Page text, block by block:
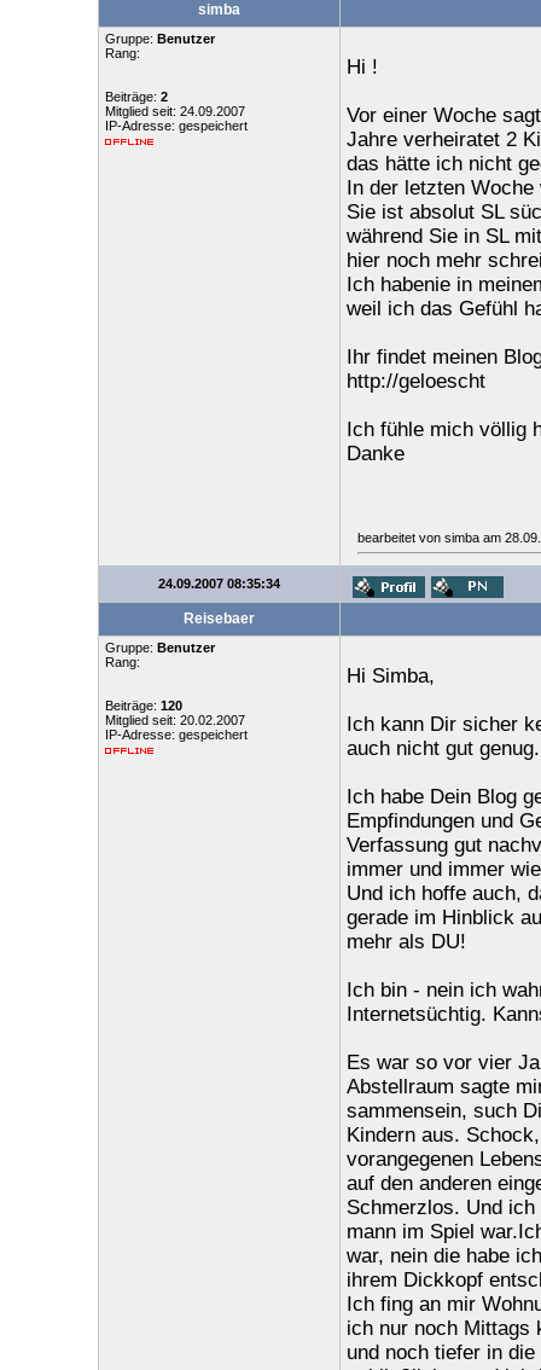
simba
Gruppe: Benutzer
Rang:
Beiträge: 2
Mitglied seit: 24.09.2007
IP-Adresse: gespeichert
Hi !
Vor einer Woche
Jahre verheiratet 2
das hätte ich nicht
In der letzten
Sie ist absolut SL
während Sie in SL
hier noch mehr
Ich habenie in
weil ich das Gefühl
Ihr findet meinen
http://geloescht
Ich fühle mich völlig
Danke
bearbeitet von simba am
24.09.2007 08:35:34
Reisebaer
Gruppe: Benutzer
Rang:
Beiträge: 120
Mitglied seit: 20.02.2007
IP-Adresse: gespeichert
Hi Simba,
Ich kann Dir sicher
auch nicht gut genug.
Ich habe Dein Blog
Empfindungen und
Verfassung gut
immer und immer
Und ich hoffe auch,
gerade im Hinblick
mehr als DU!
Ich bin - nein ich
Internetsüchtig.
Es war so vor vier
Abstellraum sagte
sammensein, such
Kindern aus.
vorangegenen
auf den anderen
Schmerzlos. Und
mann im Spiel
war, nein die habe
ihrem Dickkopf
Ich fing an mir
ich nur noch Mittags
und noch tiefer in